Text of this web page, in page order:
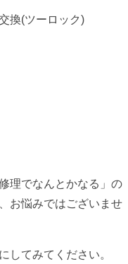
換(ツーロック)
理でなんとかなる」の
お悩みではございませ
してみてください。